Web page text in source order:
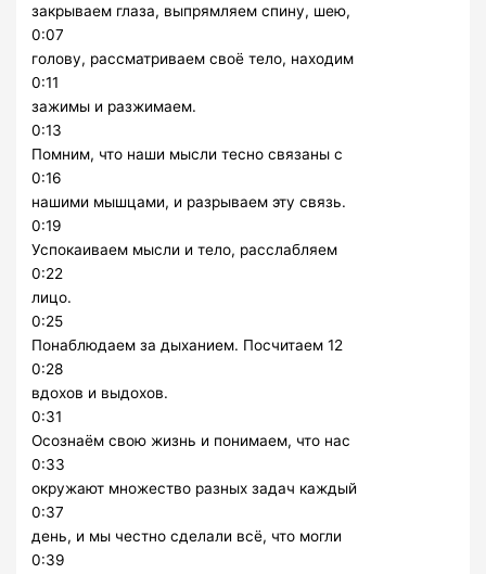
закрываем глаза, выпрямляем спину, шею,
0:07
голову, рассматриваем своё тело, находим
0:11
зажимы и разжимаем.
0:13
Помним, что наши мысли тесно связаны с
0:16
нашими мышцами, и разрываем эту связь.
0:19
Успокаиваем мысли и тело, расслабляем
0:22
лицо.
0:25
Понаблюдаем за дыханием. Посчитаем 12
0:28
вдохов и выдохов.
0:31
Осознаём свою жизнь и понимаем, что нас
0:33
окружают множество разных задач каждый
0:37
день, и мы честно сделали всё, что могли
0:39